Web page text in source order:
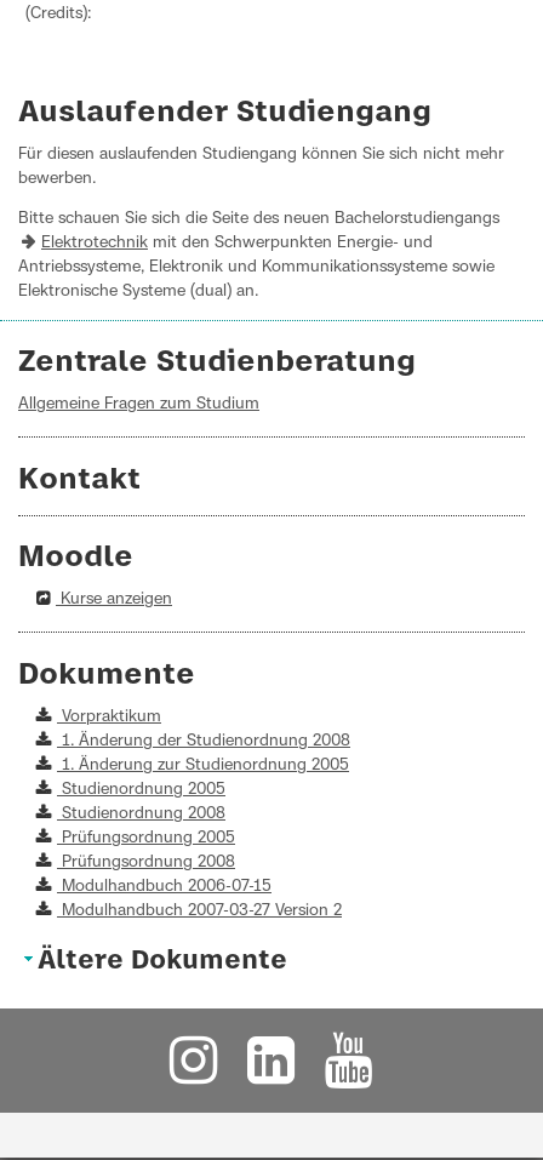
(Credits):
Auslaufender Studiengang
Für diesen auslaufenden Studiengang können Sie sich nicht mehr
bewerben.
Bitte schauen Sie sich die Seite des neuen Bachelorstudiengangs
Elektrotechnik mit den Schwerpunkten Energie- und
Antriebssysteme, Elektronik und Kommunikationssysteme sowie
Elektronische Systeme (dual) an.
Zentrale Studienberatung
Allgemeine Fragen zum Studium
Kontakt
Moodle
Kurse anzeigen
Dokumente
Vorpraktikum
1. Änderung der Studienordnung 2008
1. Änderung zur Studienordnung 2005
Studienordnung 2005
Studienordnung 2008
Prüfungsordnung 2005
Prüfungsordnung 2008
Modulhandbuch 2006-07-15
Modulhandbuch 2007-03-27 Version 2
Ältere Dokumente